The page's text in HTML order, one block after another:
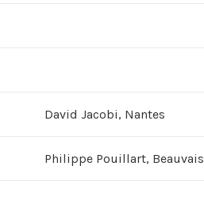
David Jacobi, Nantes
Philippe Pouillart, Beauvais